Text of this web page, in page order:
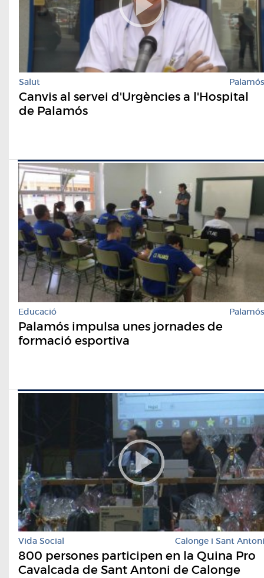
Salut Palamós
Canvis al servei d'Urgències a l'Hospital
de Palamós
Educació Palamós
Palamós impulsa unes jornades de
formació esportiva
Vida Social Calonge i Sant Antoni
800 persones participen en la Quina Pro
Cavalcada de Sant Antoni de Calonge